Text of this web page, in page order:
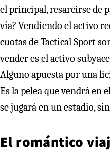
el principal, resarcirse de
vía? Vendiendo el activo
cuotas de Tactical Sport
vender es el activo
Alguno apuesta por una
Es la pelea que vendrá en
se jugará en un estadio,
El romántico